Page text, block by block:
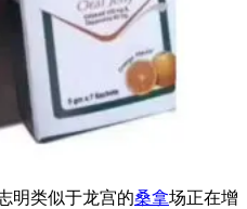
明类似于龙宫的桑拿场正在增